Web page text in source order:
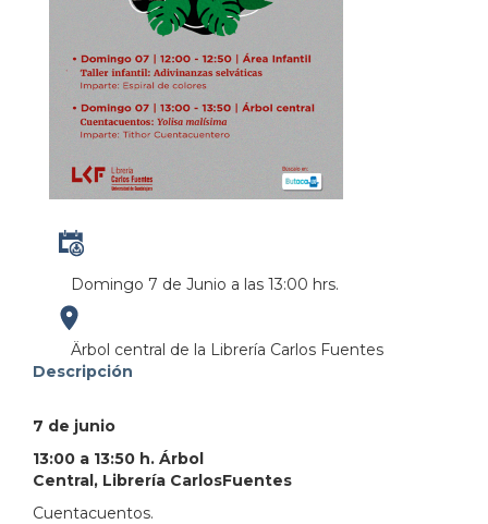
Domingo 7 de Junio a las 13:00 hrs.
Ärbol central de la Librería Carlos Fuentes
Descripción
7 de junio
13:00 a 13:50 h. Árbol
Central, Librería CarlosFuentes
Cuentacuentos.